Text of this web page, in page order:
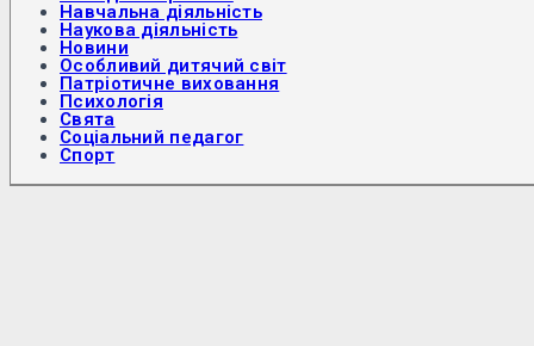
Навчальна діяльність
Наукова діяльність
Новини
Особливий дитячий світ
Патріотичне виховання
Психологія
Свята
Соціальний педагог
Спорт